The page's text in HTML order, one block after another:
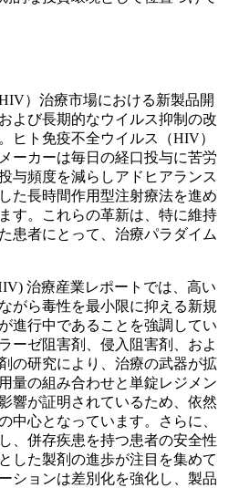
）治療市場における新製品開
よび長期的なウイルス抑制の改
ヒト免疫不全ウイルス（HIV）
ーカーは毎日の経口投与に苦労
与頻度を減らしアドヒアランス
た長時間作用型注射療法を進め
す。これらの革新は、特に維持
患者にとって、治療パラダイム
治療産業レポートでは、高い
がら毒性を最小限に抑える新規
進行中であることを強調してい
ーゼ阻害剤、侵入阻害剤、およ
の研究により、治療の武器が拡
量の組み合わせと単錠レジメン
響が証明されているため、依然
中心となっています。さらに、
、併存疾患を持つ患者の安全性
した製剤の進歩が注目を集めて
ションは差別化を強化し、製品